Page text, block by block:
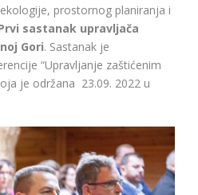
prostornog planiranja i
sastanak upravljača
Gori. Sastanak je
“Upravljanje zaštićenim
je održana 23.09. 2022 u